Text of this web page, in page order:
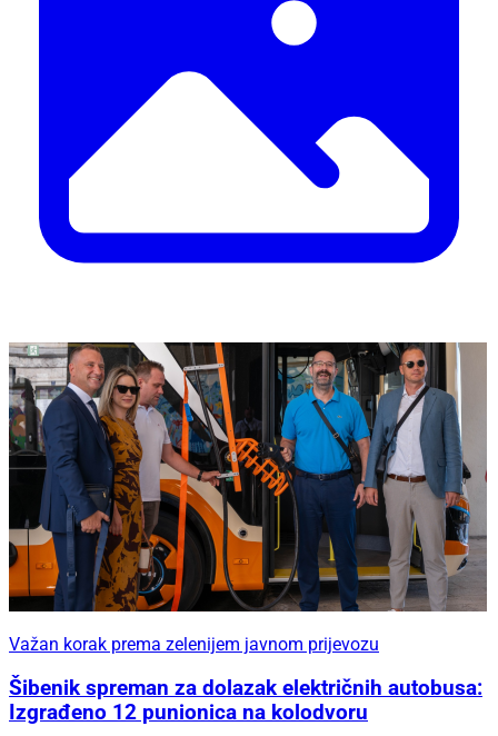
Važan korak prema zelenijem javnom prijevozu
Šibenik spreman za dolazak električnih autobusa:
Izgrađeno 12 punionica na kolodvoru